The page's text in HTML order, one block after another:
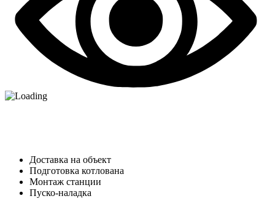
Доставка на объект
Подготовка котлована
Монтаж станции
Пуско-наладка